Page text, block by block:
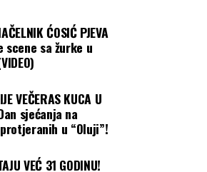
i da je uručeno 50 rješenja za
dozvola. Prema njegovim
četiri godine legalizovano je oko
dodjela besplatnih placeva
septembra.
obuhvataju vodovodnu i
uređenje centra, javni
ĆOSIĆ PJEVA
scene sa žurke u
VEČERAS KUCA U
sjećanja na
u “Oluji”!
VEĆ 31 GODINU!